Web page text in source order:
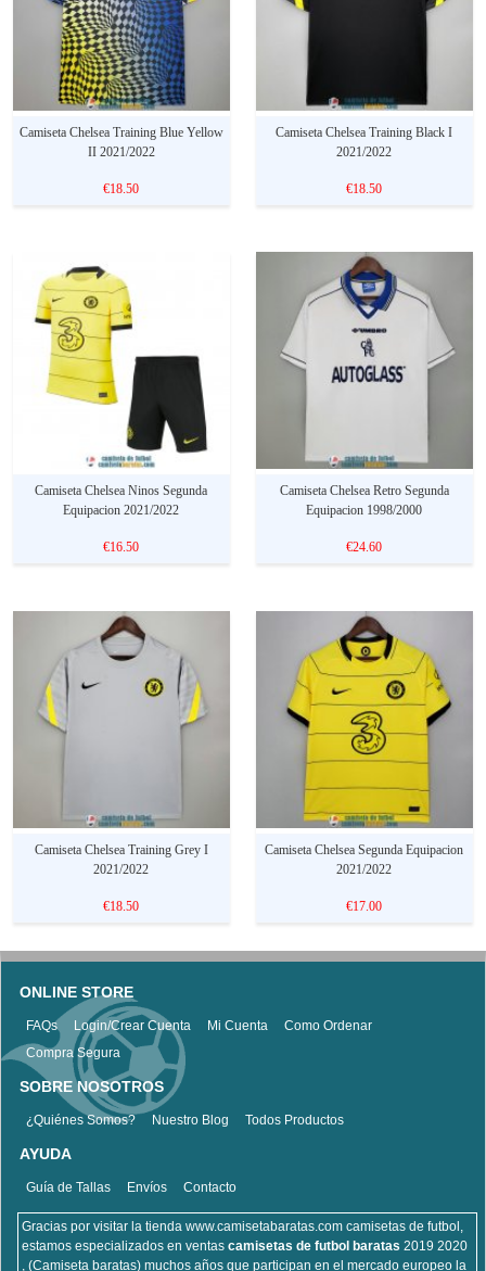
Camiseta Chelsea Training Blue Yellow
II 2021/2022
€18.50
Camiseta Chelsea Training Black I
2021/2022
€18.50
Camiseta Chelsea Ninos Segunda
Equipacion 2021/2022
€16.50
Camiseta Chelsea Retro Segunda
Equipacion 1998/2000
€24.60
Camiseta Chelsea Training Grey I
2021/2022
€18.50
Camiseta Chelsea Segunda Equipacion
2021/2022
€17.00
ONLINE STORE
FAQs Login/Crear Cuenta Mi Cuenta
Como Ordenar
Compra Segura
SOBRE NOSOTROS
¿Quiénes Somos? Nuestro Blog Todos Productos
AYUDA
Guía de Tallas Envíos Contacto
Gracias por visitar la tienda www.camisetabaratas.com camisetas de futbol,
estamos especializados en ventas camisetas de futbol baratas 2019 2020
, (Camiseta baratas) muchos años que participan en el mercado europeo la